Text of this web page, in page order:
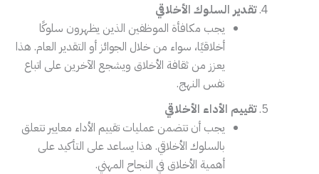
تقدير السلوك الأخلاقي
يجب مكافأة الموظفين الذين يظهرون سلوكًا
أخلاقيًا، سواء من خلال الجوائز أو التقدير العام. هذا
يعزز من ثقافة الأخلاق ويشجع الآخرين على اتباع
نفس النهج.
تقييم الأداء الأخلاقي
يجب أن تتضمن عمليات تقييم الأداء معايير تتعلق
بالسلوك الأخلاقي. هذا يساعد على التأكيد على
أهمية الأخلاق في النجاح المهني.